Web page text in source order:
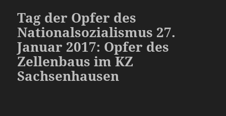
Tag der Opfer des
Nationalsozialismus 27.
Januar 2017: Opfer des
Zellenbaus im KZ
Sachsenhausen